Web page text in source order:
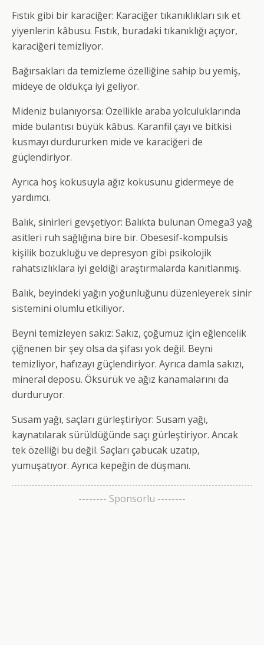
Fıstık gibi bir karaciğer: Karaciğer tıkanıklıkları sık et
yiyenlerin kâbusu. Fıstık, buradaki tıkanıklığı açıyor,
karaciğeri temizliyor.
Bağırsakları da temizleme özelliğine sahip bu yemiş,
mideye de oldukça iyi geliyor.
Mideniz bulanıyorsa: Özellikle araba yolculuklarında
mide bulantısı büyük kâbus. Karanfil çayı ve bitkisi
kusmayı durdururken mide ve karaciğeri de
güçlendiriyor.
Ayrıca hoş kokusuyla ağız kokusunu gidermeye de
yardımcı.
Balık, sinirleri gevşetiyor: Balıkta bulunan Omega3 yağ
asitleri ruh sağlığına bire bir. Obesesif-kompulsis
kişilik bozukluğu ve depresyon gibi psikolojik
rahatsızlıklara iyi geldiği araştırmalarda kanıtlanmış.
Balık, beyindeki yağın yoğunluğunu düzenleyerek sinir
sistemini olumlu etkiliyor.
Beyni temizleyen sakız: Sakız, çoğumuz için eğlencelik
çiğnenen bir şey olsa da şifası yok değil. Beyni
temizliyor, hafızayı güçlendiriyor. Ayrıca damla sakızı,
mineral deposu. Öksürük ve ağız kanamalarını da
durduruyor.
Susam yağı, saçları gürleştiriyor: Susam yağı,
kaynatılarak sürüldüğünde saçı gürleştiriyor. Ancak
tek özelliği bu değil. Saçları çabucak uzatıp,
yumuşatıyor. Ayrıca kepeğin de düşmanı.
-------- Sponsorlu --------